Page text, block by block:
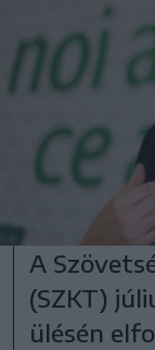
A
(SZKT)
ülésén